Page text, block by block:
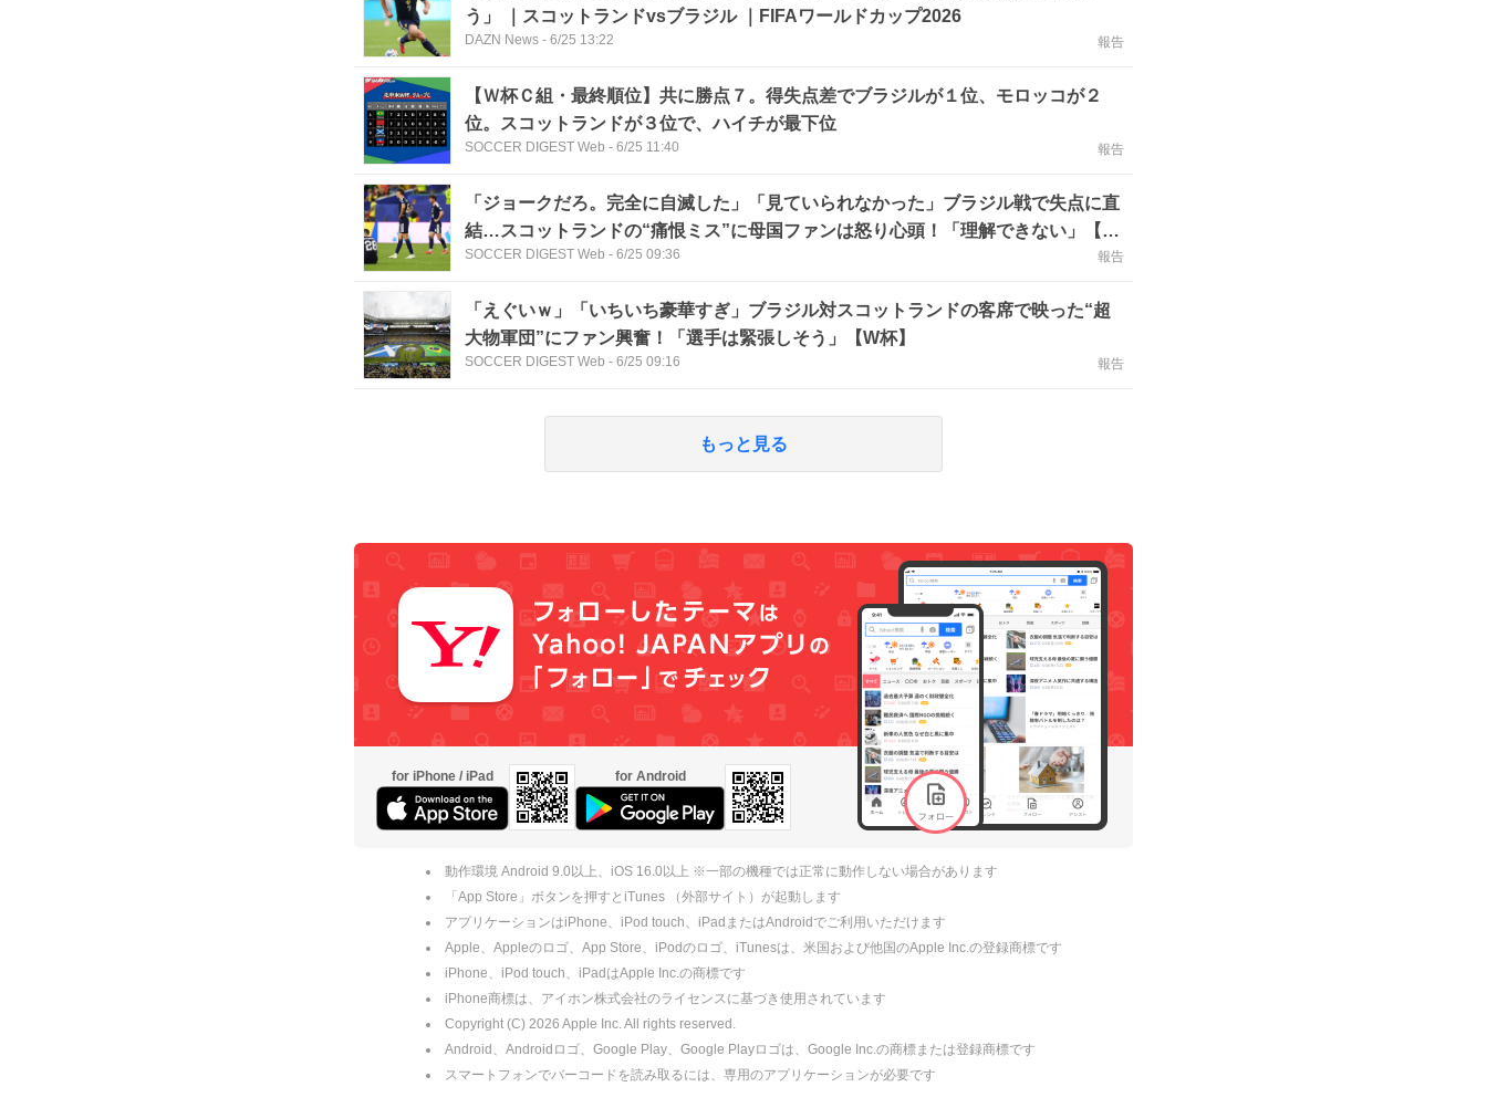
う」 ｜スコットランドvsブラジル ｜FIFAワールドカップ2026
DAZN News - 6/25 13:22 報告
【Ｗ杯Ｃ組・最終順位】共に勝点７。得失点差でブラジルが１位、モロッコが２
位。スコットランドが３位で、ハイチが最下位
SOCCER DIGEST Web - 6/25 11:40 報告
「ジョークだろ。完全に自滅した」「見ていられなかった」ブラジル戦で失点に直
結…スコットランドの“痛恨ミス”に母国ファンは怒り心頭！「理解できない」【Ｗ
杯】
SOCCER DIGEST Web - 6/25 09:36 報告
「えぐいｗ」「いちいち豪華すぎ」ブラジル対スコットランドの客席で映った“超
大物軍団”にファン興奮！「選手は緊張しそう」【W杯】
SOCCER DIGEST Web - 6/25 09:16 報告
もっと見る
for iPhone / iPad for Android
動作環境 Android 9.0以上、iOS 16.0以上 ※一部の機種では正常に動作しない場合があります
「App Store」ボタンを押すとiTunes （外部サイト）が起動します
アプリケーションはiPhone、iPod touch、iPadまたはAndroidでご利用いただけます
Apple、Appleのロゴ、App Store、iPodのロゴ、iTunesは、米国および他国のApple Inc.の登録商標です
iPhone、iPod touch、iPadはApple Inc.の商標です
iPhone商標は、アイホン株式会社のライセンスに基づき使用されています
Copyright (C) 2026 Apple Inc. All rights reserved.
Android、Androidロゴ、Google Play、Google Playロゴは、Google Inc.の商標または登録商標です
スマートフォンでバーコードを読み取るには、専用のアプリケーションが必要です